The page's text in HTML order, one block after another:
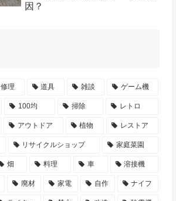
因？
修理 道具 雑談 ゲーム機
100均 掃除 レトロ
アウトドア 植物 レストア
リサイクルショップ 家庭菜園
畑 料理 車 溶接機
廃材 家電 自作 ナイフ